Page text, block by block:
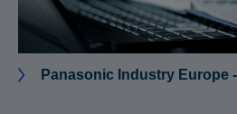
Panasonic Industry Europe